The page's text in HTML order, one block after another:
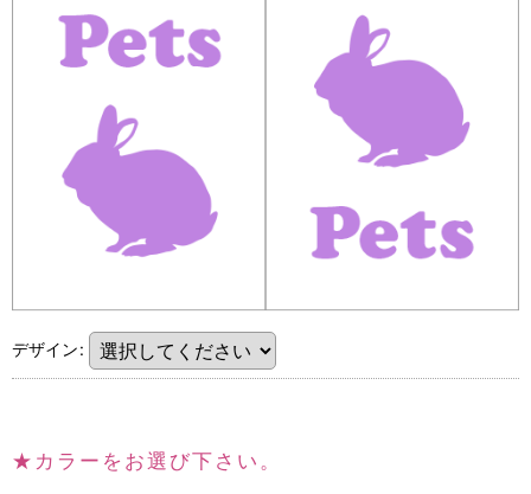
デザイン:
★ カラーをお選び下さい。